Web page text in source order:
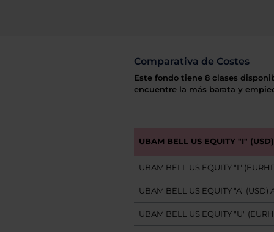
Comparativa de Costes
Este fondo tiene 8 clases
encuentre la más barata y
UBAM BELL US EQUITY "I"
UBAM BELL US EQUITY "I"
UBAM BELL US EQUITY "A" (USD)
UBAM BELL US EQUITY "U"